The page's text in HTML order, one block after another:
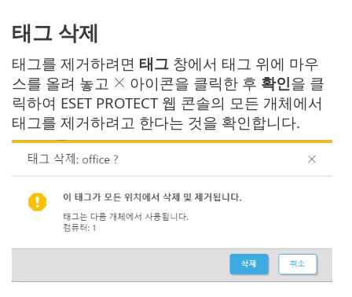
태그 삭제
태그를 제거하려면 태그 창에서 태그 위에 마우
스를 올려 놓고
아이콘을 클릭한 후 확인을 클
릭하여 ESET PROTECT 웹 콘솔의 모든 개체에서
태그를 제거하려고 한다는 것을 확인합니다.